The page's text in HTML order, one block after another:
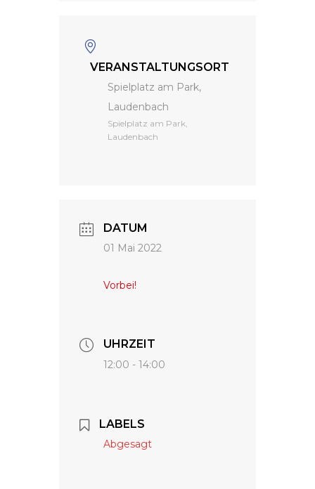
VERANSTALTUNGSORT
Spielplatz am Park,
Laudenbach
Spielplatz am Park,
Laudenbach
DATUM
01 Mai 2022
Vorbei!
UHRZEIT
12:00 - 14:00
LABELS
Abgesagt